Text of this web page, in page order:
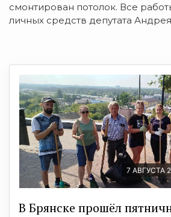
смонтирован потолок. Все
личных средств депутата
7 АВГУСТА
В Брянске прошёл